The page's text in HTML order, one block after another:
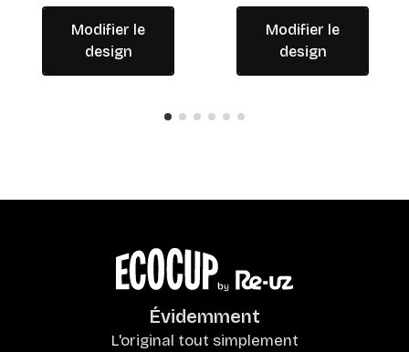
Modifier le
design
Modifier le
design
Évidemment
L'original tout simplement